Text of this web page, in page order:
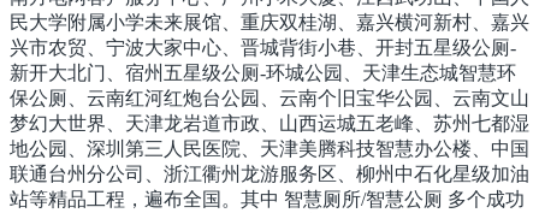
民大学附属小学未来展馆、重庆双桂湖、嘉兴横河新村、嘉兴
兴市农贸、宁波大家中心、晋城背街小巷、开封五星级公厕-
新开大北门、宿州五星级公厕-环城公园、天津生态城智慧环
保公厕、云南红河红炮台公园、云南个旧宝华公园、云南文山
梦幻大世界、天津龙岩道市政、山西运城五老峰、苏州七都湿
地公园、深圳第三人民医院、天津美腾科技智慧办公楼、中国
联通台州分公司、浙江衢州龙游服务区、柳州中石化星级加油
站等精品工程，遍布全国。其中 智慧厕所/智慧公厕 多个成功